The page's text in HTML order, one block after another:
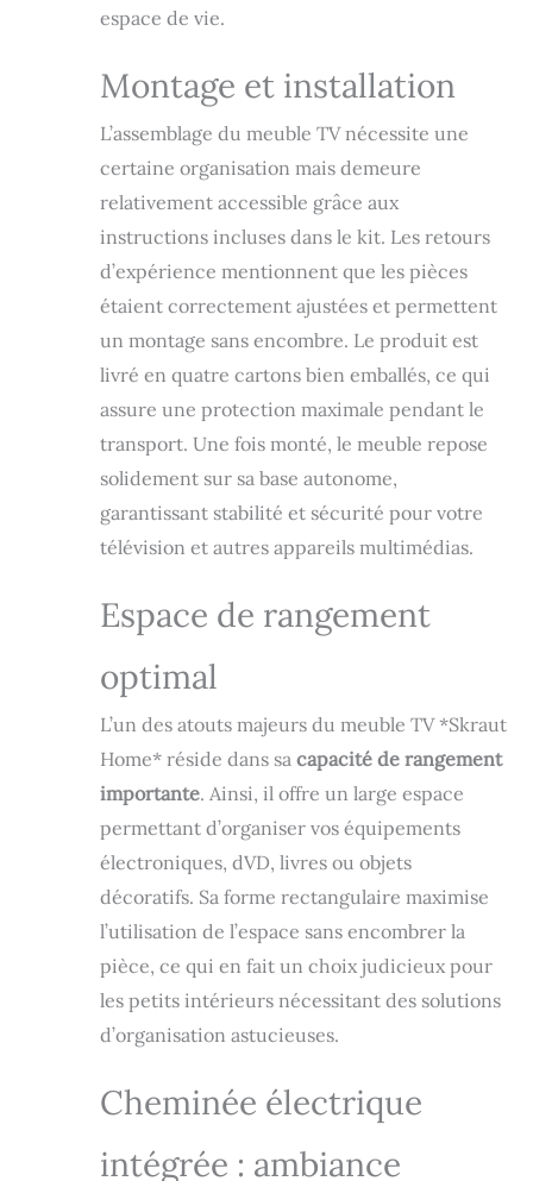
Dimensions du
large, 45 cm de
haut, 35 cm de
couleur chêne avec
un veinage du bois
poreux au touché
de haute qualité.
Montage facile : les
meubles Skraut
monter grâce à des
instructions claires
et détaillées.
Aucun outil spécial
n'est nécessaire et
vous pouvez
profiter de votre
nouveau meuble en
Garantie : Les
produits Skraut
excellent service
après-vente, avec
un stock
permanent de
pièces de
rechange. La
cheminée
électrique
fonctionne en
étant branchée à
l'électricité, elle
n'utilise pas de
piles. La
nécessite des
piles, qui ne sont
espace de vie.
Montage et installation
L’assemblage du meuble TV nécessite une
certaine organisation mais demeure
relativement accessible grâce aux
instructions incluses dans le kit. Les retours
d’expérience mentionnent que les pièces
étaient correctement ajustées et permettent
un montage sans encombre. Le produit est
livré en quatre cartons bien emballés, ce qui
assure une protection maximale pendant le
transport. Une fois monté, le meuble repose
solidement sur sa base autonome,
garantissant stabilité et sécurité pour votre
télévision et autres appareils multimédias.
Espace de rangement
optimal
L’un des atouts majeurs du meuble TV *Skraut
Home* réside dans sa capacité de rangement
importante. Ainsi, il offre un large espace
permettant d’organiser vos équipements
électroniques, dVD, livres ou objets
décoratifs. Sa forme rectangulaire maximise
l’utilisation de l’espace sans encombrer la
pièce, ce qui en fait un choix judicieux pour
les petits intérieurs nécessitant des solutions
d’organisation astucieuses.
Cheminée électrique
intégrée : ambiance